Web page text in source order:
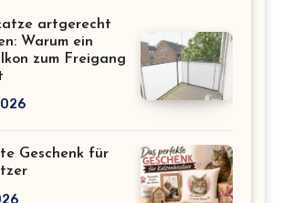
artgerecht
Warum ein
zum Freigang
Geschenk für